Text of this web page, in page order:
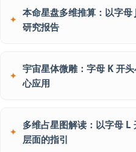
本命星盘多维推算：以字
研究报告
宇宙星体微雕：字母 K 开
心应用
多维占星图解读：以字母 L
层面的指引